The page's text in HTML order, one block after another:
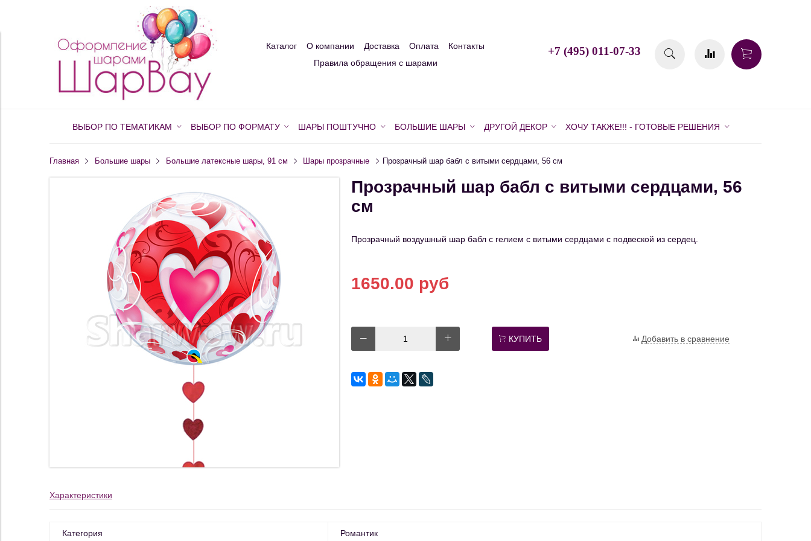
Каталог О компании Доставка Оплата
Контакты
Правила обращения с шарами
+7 (495) 011-07-33
ВЫБОР ПО ТЕМАТИКАМ ВЫБОР ПО ФОРМАТУ ШАРЫ ПОШТУЧНО БОЛЬШИЕ ШАРЫ ДРУГОЙ ДЕКОР ХОЧУ ТАКЖЕ!!! - ГОТОВЫЕ РЕШЕНИЯ
Главная Большие шары Большие латексные шары, 91 см Шары прозрачные Прозрачный шар бабл с витыми сердцами, 56 см
Прозрачный шар бабл с витыми сердцами, 56
см
Прозрачный воздушный шар бабл с гелием с витыми сердцами с подвеской из сердец.
1650.00 руб
КУПИТЬ Добавить в сравнение
Характеристики
Категория Романтик